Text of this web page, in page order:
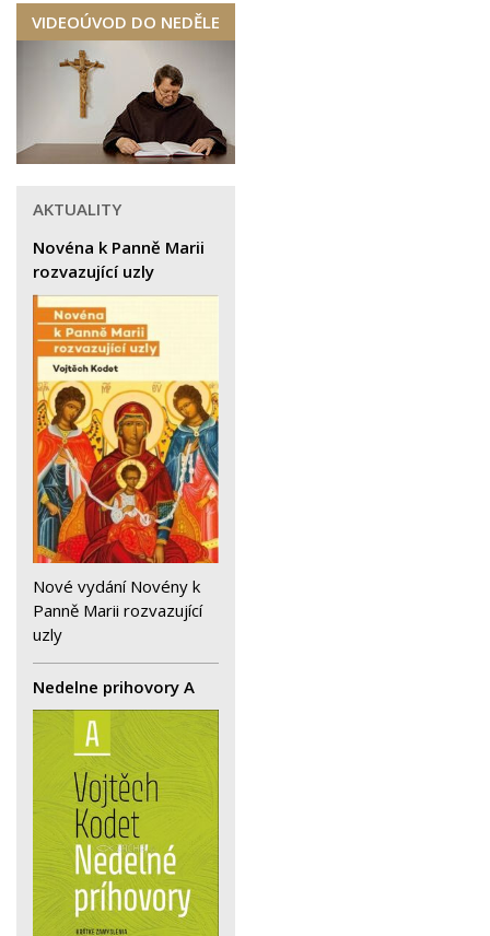
VIDEOÚVOD DO NEDĚLE
AKTUALITY
Novéna k Panně Marii
rozvazující uzly
Nové vydání Novény k
Panně Marii rozvazující
uzly
Nedelne prihovory A